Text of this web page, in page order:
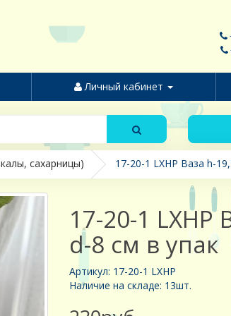
Личный кабинет
сахарницы) 17-20-1 LXHP Ваза h-
17-20-1 LXHP
d-8 см в упак
Артикул: 17-20-1 LXHP
Наличие на складе: 13шт.